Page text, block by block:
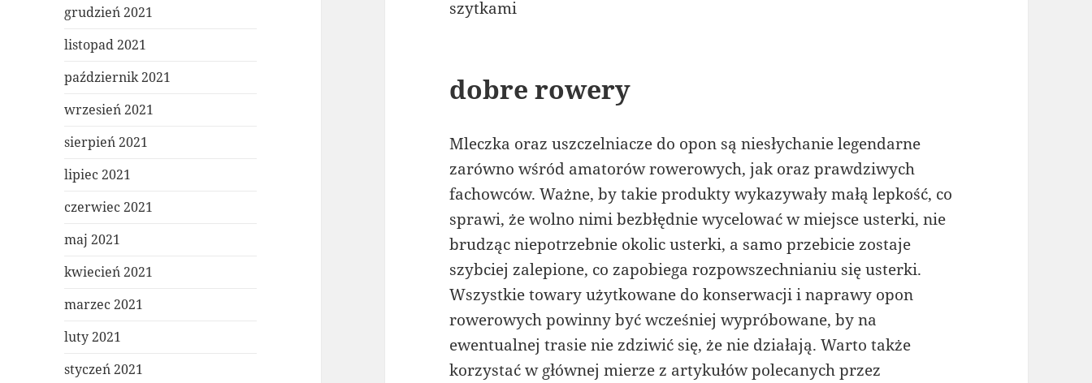
grudzień 2021
listopad 2021
październik 2021
wrzesień 2021
sierpień 2021
lipiec 2021
czerwiec 2021
maj 2021
kwiecień 2021
marzec 2021
luty 2021
styczeń 2021
szytkami
dobre rowery
Mleczka oraz uszczelniacze do opon są niesłychanie legendarne
zarówno wśród amatorów rowerowych, jak oraz prawdziwych
fachowców. Ważne, by takie produkty wykazywały małą lepkość, co
sprawi, że wolno nimi bezbłędnie wycelować w miejsce usterki, nie
brudząc niepotrzebnie okolic usterki, a samo przebicie zostaje
szybciej zalepione, co zapobiega rozpowszechnianiu się usterki.
Wszystkie towary użytkowane do konserwacji i naprawy opon
rowerowych powinny być wcześniej wypróbowane, by na
ewentualnej trasie nie zdziwić się, że nie działają. Warto także
korzystać w głównej mierze z artykułów polecanych przez